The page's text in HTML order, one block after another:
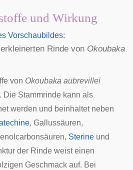
und Wirkung
Vorschaubildes:
Rinde von Okoubaka
von Okoubaka aubrevillei
. Die Stammrinde kann als
werden und beinhaltet neben
, Gallussäuren,
, Sterine und
der Rinde weist einen
Geschmack auf. Bei